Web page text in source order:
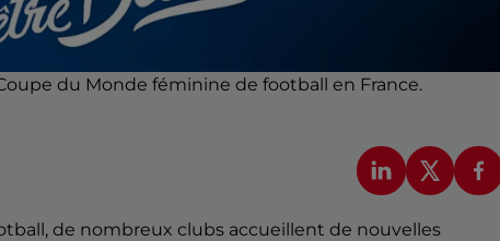
du Monde féminine de football en France.
de nombreux clubs accueillent de nouvelles